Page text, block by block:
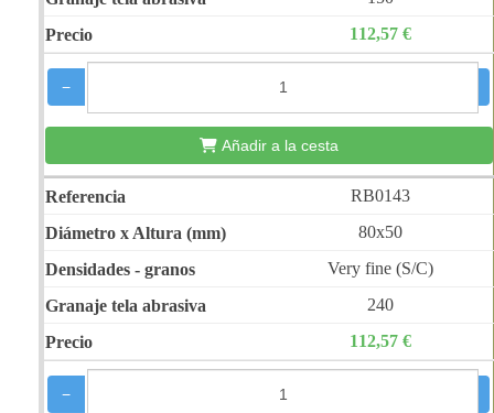
112,57 €
−
Añadir a la cesta
RB0143
80x50
Very fine (S/C)
240
112,57 €
−